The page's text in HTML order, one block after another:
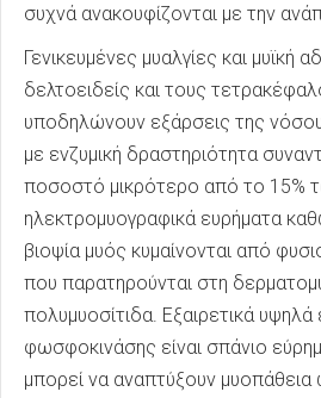
συχνά ανακουφίζονται με την
Γενικευμένες μυαλγίες και μυϊκή
δελτοειδείς και τους
υποδηλώνουν εξάρσεις της
με ενζυμική δραστηριότητα
ποσοστό μικρότερο από το 15%
ηλεκτρομυογραφικά ευρήματα
βιοψία μυός κυμαίνονται από
που παρατηρούνται στη
πολυμυοσίτιδα. Εξαιρετικά υψηλά
φωσφοκινάσης είναι σπάνιο
μπορεί να αναπτύξουν μυοπάθεια